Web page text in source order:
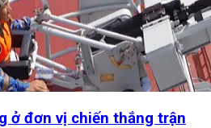
ở đơn vị chiến thắng trận